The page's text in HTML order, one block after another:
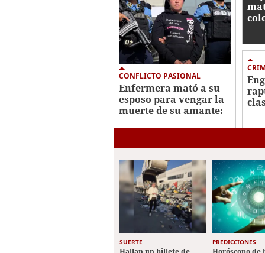
CONFLICTO PASIONAL
Enfermera mató a su
esposo para vengar la
muerte de su amante:
crimen en la
en
SUERTE PREDICCIONES